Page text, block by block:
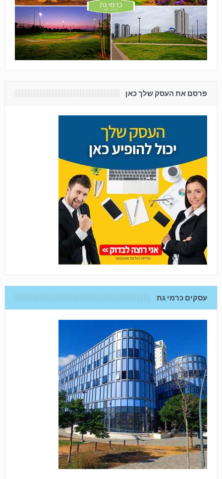
פרסם את העסק שלך כאן
עסקים כרמי גת